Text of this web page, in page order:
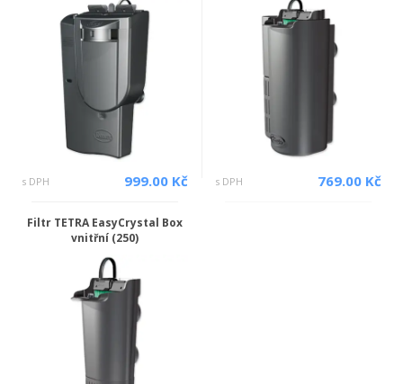
s DPH 999.00 Kč s DPH 769.00 Kč
Filtr TETRA EasyCrystal Box
vnitřní (250)